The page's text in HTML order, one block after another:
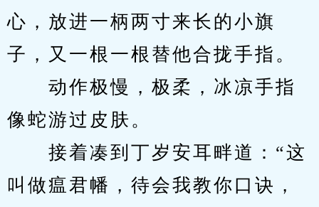
心，放进一柄两寸来长的小旗
子，又一根一根替他合拢手指。
动作极慢，极柔，冰凉手指
像蛇游过皮肤。
接着凑到丁岁安耳畔道：“这
叫做瘟君幡，待会我教你口诀，